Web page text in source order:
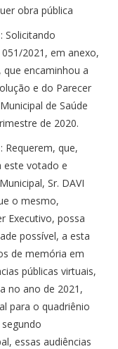
obra pública
: Solicitando
2021, em anexo,
que encaminhou a
e do Parecer
de Saúde
de 2020.
: Requerem, que,
este votado e
Sr. DAVI
o mesmo,
Executivo, possa
possível, a esta
de memória em
públicas virtuais,
no ano de 2021,
para o quadriênio
essas audiências